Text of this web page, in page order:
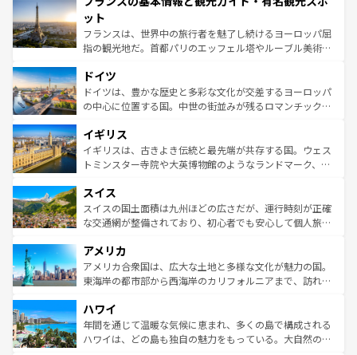
なお、新着のイタリア情報は
しい。
れる闘牛、そして美味しいタパスが生活の一部となってい
る。首都マドリードの洗練された雰囲気や、バルセロナの
アートに溢れた街角から、地方では古代ローマ遺跡や中世
せる。地方によって風土や気候が異なるスペインはその個
性で訪れる人を魅了する。 なお、新着のスペイン情報は コ
ンテンツ一覧を参照してほしい。
ット
フランスは、世界中の旅行者を魅了し続けるヨーロッパ屈
指の観光地だ。首都パリのエッフェル塔やルーブル美術館
で、幅広い魅力が詰まっている。華麗な宮殿、歴史的な大
聖堂、美しいビーチ、そして豊かな自然が、訪れる者を心
から魅了する。また、フランスは美食の国としても知ら
いる。シャンパンの発祥地であるランス、プロヴァンスの
香り高いラベンダー畑など、多彩な楽しみ方が可能だ。さ
らに、パリ以外の地域にも魅力が溢れており、どの街角に
れる地方に足を運ぶとそれぞれで全く異なる文化を体験で
きるだろう。 なお、新着のフランス情報はコンテンツ一覧
を参照してほしい。
ドイツ
ドイツは、豊かな歴史と多彩な文化が交差するヨーロッパ
の中心に位置する国。中世の街並みが残るロマンチック街
顔を持つこの国は、どこを歩いても飽きることがない。ベ
ルリンの文化的活気、バイエルン州のアルプスの絶景、そ
してライン川沿いのワイン畑といった風景は必見。ビール
は、お酒好きな人にはぜひ体験してほしい。 なお、新着の
ドイツ情報はコンテンツ一覧を参照してほしい。
イギリス
イギリスは、古きよき伝統と最先端が共存する国。ウェス
トミンスター寺院や大英博物館のようなランドマーク、歴
リアごとに異なる魅力がある。また、優雅なアフタヌーン
ティー、ビール好きにはたまらない英国パブ、サッカー観
戦など、本場だからこそできる体験も豊富。イギリスを旅
ンツ一覧を参照してほしい。
スイス
スイスの国土面積は九州ほどの広さだが、運行時刻が正確
な交通網が整備されており、初心者でも安心して個人旅行
の建物がそのまま残る町や、スイスならではのユニークな
博物館もあり、アルプス観光だけでなく町歩きも満喫する
ことができる。国民の所得が高いため物価も高いが、旅行
ば市内交通費無料で観光を楽しむこともできる。 なお、新
着のスイス情報はコンテンツ一覧 を参照してほしい。
アメリカ
アメリカ合衆国は、広大な土地と多様な文化が魅力の国。
東海岸の都市部から西海岸のカリフォルニアまで、訪れる
のような巨大都市は、観光、ショッピング、エンターテイ
ンメントが詰まった刺激的なスポットだ。一方、アメリカ
西部には大自然が広がり、グランドキャニオンやイエロー
ハワイ
年間を通じて温暖な気候に恵まれ、多くの島で構成される
ハワイは、どの島も独自の魅力をもっている。大自然の神